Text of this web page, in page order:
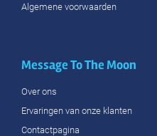
Algemene voorwaarden
Message To The Moon
Over ons
Ervaringen van onze klanten
Contactpagina